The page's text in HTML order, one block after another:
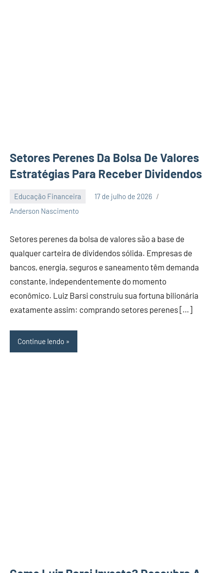
Setores Perenes Da Bolsa De Valores
Estratégias Para Receber Dividendos
Educação Financeira
17 de julho de 2026
Anderson Nascimento
Nenhum
Setores perenes da bolsa de valores são a base de
qualquer carteira de dividendos sólida. Empresas de
bancos, energia, seguros e saneamento têm demanda
constante, independentemente do momento
econômico. Luiz Barsi construiu sua fortuna bilionária
exatamente assim: comprando setores perenes […]
Continue lendo